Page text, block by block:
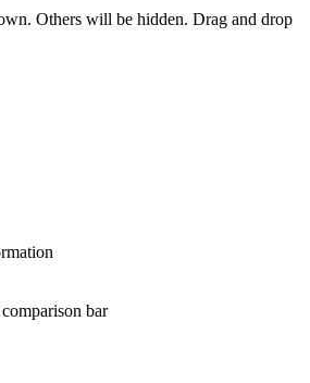
Others will be hidden. Drag and drop
bar